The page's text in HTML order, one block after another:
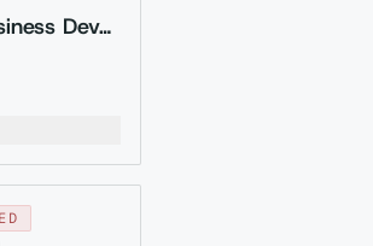
Digital Business Development Specialist with Czech (Relocation to Krakow wi...